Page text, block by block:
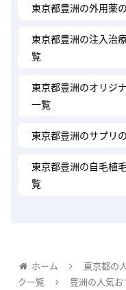
東京都豊洲の外用薬
東京都豊洲の注入治
覧
東京都豊洲のオリジ
一覧
東京都豊洲のサプリ
東京都豊洲の自毛植
覧
ホーム
東京都の
ク一覧
豊洲の人気